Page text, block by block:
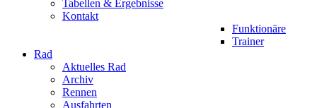
Tabellen & Ergebnisse
Kontakt
Funktionäre
Trainer
Rad
Aktuelles Rad
Archiv
Rennen
Ausfahrten